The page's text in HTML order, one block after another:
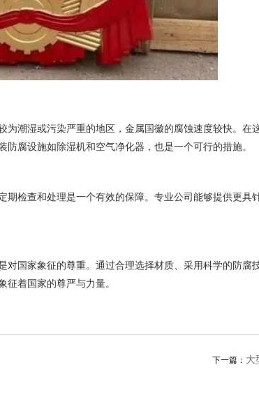
潮湿或污染严重的地区，金属国徽的腐蚀速度较快。在
腐设施如除湿机和空气净化器，也是一个可行的措施。
检查和处理是一个有效的保障。专业公司能够提供更具
国家象征的尊重。通过合理选择材质、采用科学的防腐
着国家的尊严与力量。
下一篇： 大